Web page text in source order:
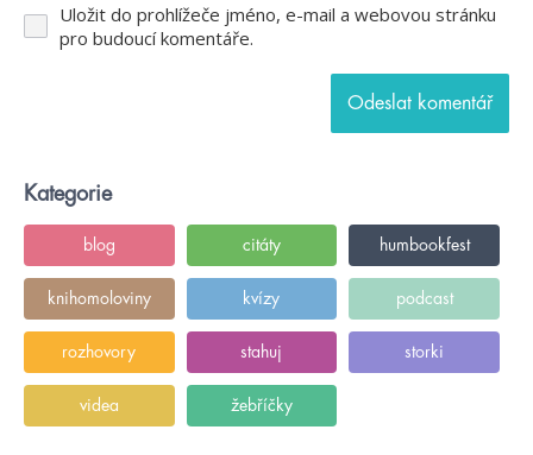
Uložit do prohlížeče jméno, e-mail a webovou stránku
pro budoucí komentáře.
Kategorie
blog citáty humbookfest
knihomoloviny kvízy podcast
rozhovory stahuj storki
videa žebříčky